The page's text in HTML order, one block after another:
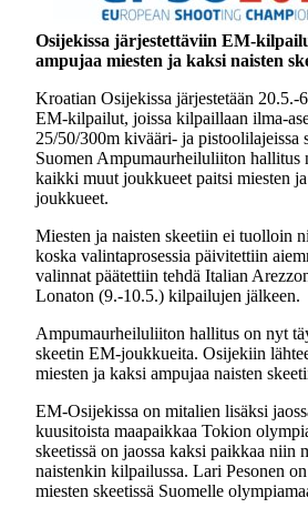
Osijekissa järjestettäviin EM-
ampujaa miesten ja kaksi naisten
Kroatian Osijekissa järjestetään 20.5.-
EM-kilpailut, joissa kilpaillaan ilma-
25/50/300m kivääri- ja pistoolilajeissa
Suomen Ampumaurheiluliiton hallitus
kaikki muut joukkueet paitsi miesten
joukkueet.
Miesten ja naisten skeetiin ei tuolloin
koska valintaprosessia päivitettiin
valinnat päätettiin tehdä Italian
Lonaton (9.-10.5.) kilpailujen jälkeen.
Ampumaurheiluliiton hallitus on nyt
skeetin EM-joukkueita. Osijekiin
miesten ja kaksi ampujaa naisten
EM-Osijekissa on mitalien lisäksi
kuusitoista maapaikkaa Tokion
skeetissä on jaossa kaksi paikkaa niin
naistenkin kilpailussa. Lari Pesonen
miesten skeetissä Suomelle